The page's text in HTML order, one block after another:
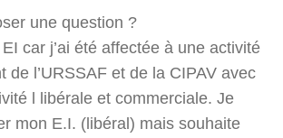
une question ?
car j’ai été affectée à une activité
de l’URSSAF et de la CIPAV avec
l libérale et commerciale. Je
mon E.I. (libéral) mais souhaite